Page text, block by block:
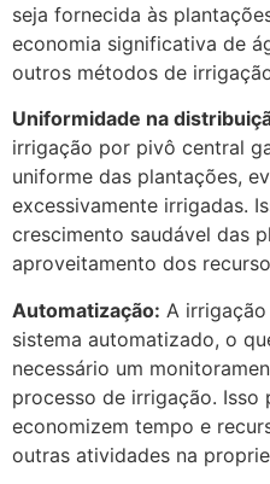
seja fornecida às
economia significativa de
outros métodos de
Uniformidade na
irrigação por pivô central
uniforme das plantações,
excessivamente irrigadas.
crescimento saudável das
aproveitamento dos
Automatização: A
sistema automatizado, o
necessário um
processo de irrigação.
economizem tempo e
outras atividades na